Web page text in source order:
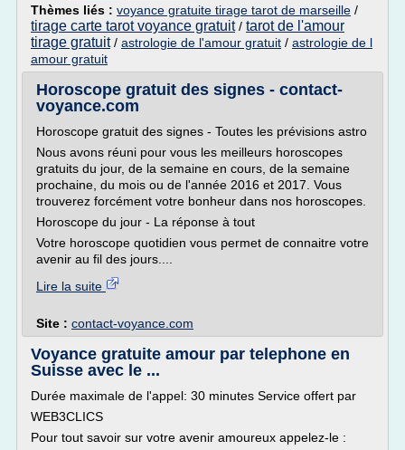
Thèmes liés : voyance gratuite tirage tarot de marseille /
tirage carte tarot voyance gratuit/ tarot de l'amour
tirage gratuit/ astrologie de l'amour gratuit / astrologie de l
amour gratuit
Horoscope gratuit des signes - contact-
voyance.com
Horoscope gratuit des signes - Toutes les prévisions astro
Nous avons réuni pour vous les meilleurs horoscopes
gratuits du jour, de la semaine en cours, de la semaine
prochaine, du mois ou de l'année 2016 et 2017. Vous
trouverez forcément votre bonheur dans nos horoscopes.
Horoscope du jour - La réponse à tout
Votre horoscope quotidien vous permet de connaitre votre
avenir au fil des jours....
Lire la suite
Site : contact-voyance.com
Voyance gratuite amour par telephone en
Suisse avec le ...
Durée maximale de l'appel: 30 minutes Service offert par
WEB3CLICS
Pour tout savoir sur votre avenir amoureux appelez-le :